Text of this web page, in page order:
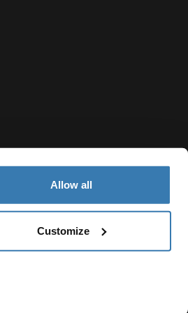
Allow all
Customize
Cookie-instellingen Current market/